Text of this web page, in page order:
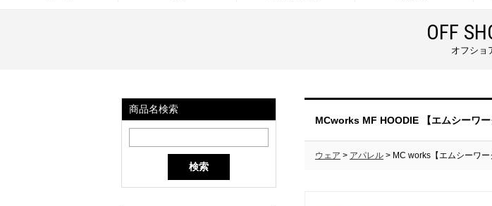
OFF
オフショ
商品名検索
検索
MCworks MF HOODIE 【エムシーワ
ウェア > アパレル > MC works【エムシーワー